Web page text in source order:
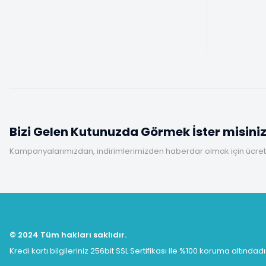
Bizi Gelen Kutunuzda Görmek İster
Kampanyalarımızdan, indirimlerimizden haberdar olmak için
© 2024 Tüm hakları saklıdır.
Kredi kartı bilgileriniz 256bit SSL Sertifikası ile %100 koruma